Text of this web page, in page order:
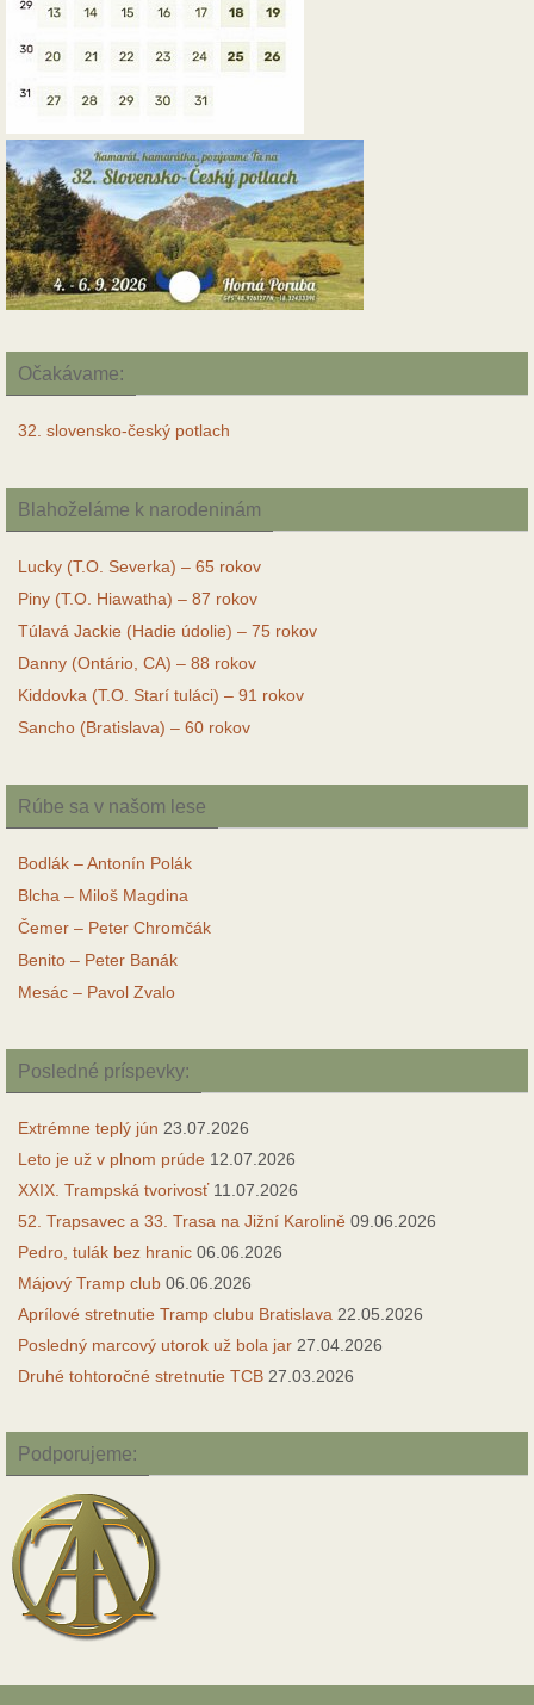
Očakávame:
32. slovensko-český potlach
Blahoželáme k narodeninám
Lucky (T.O. Severka) – 65 rokov
Piny (T.O. Hiawatha) – 87 rokov
Túlavá Jackie (Hadie údolie) – 75 rokov
Danny (Ontário, CA) – 88 rokov
Kiddovka (T.O. Starí tuláci) – 91 rokov
Sancho (Bratislava) – 60 rokov
Rúbe sa v našom lese
Bodlák – Antonín Polák
Blcha – Miloš Magdina
Čemer – Peter Chromčák
Benito – Peter Banák
Mesác – Pavol Zvalo
Posledné príspevky:
Extrémne teplý jún 23.07.2026
Leto je už v plnom prúde 12.07.2026
XXIX. Trampská tvorivosť 11.07.2026
52. Trapsavec a 33. Trasa na Jižní Karolině 09.06.2026
Pedro, tulák bez hranic 06.06.2026
Májový Tramp club 06.06.2026
Aprílové stretnutie Tramp clubu Bratislava 22.05.2026
Posledný marcový utorok už bola jar 27.04.2026
Druhé tohtoročné stretnutie TCB 27.03.2026
Podporujeme: